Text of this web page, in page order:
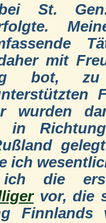
bei St.
mit
bot,
wurden
in
ich
die
vor, die
Finnlands